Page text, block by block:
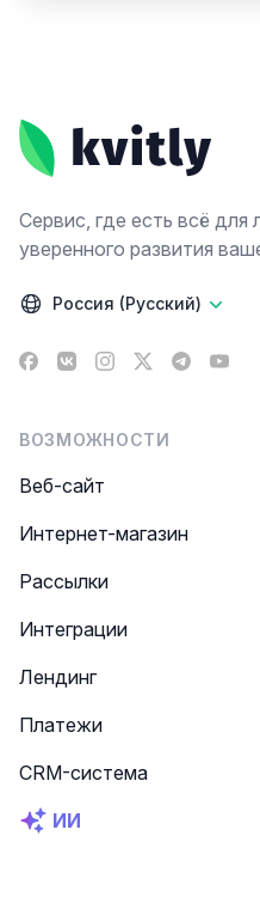
Сервис, где есть всё для
уверенного развития
Россия (Русский)
Facebook
VK Instagram
X Telegram
ВОЗМОЖНОСТИ
Веб-сайт
Интернет-магазин
Рассылки
Интеграции
Лендинг
Платежи
CRM-система
ИИ